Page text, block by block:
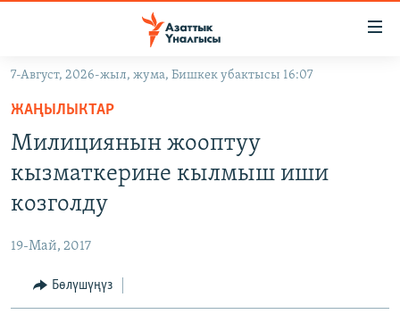
Навигацияга
өтүңүз
Издөөгө
салыңыз
МАДАНИЯТ
ТВ ПРОГРАММАЛАР
БҮГҮН АЗАТТЫКТА
ПОДКАСТ
7-Август, 2026-жыл, жума, Бишкек убактысы 16:07
ЖАҢЫЛЫКТАР
Милициянын жооптуу
кызматкерине кылмыш иши
козголду
19-Май, 2017
Бөлүшүңүз